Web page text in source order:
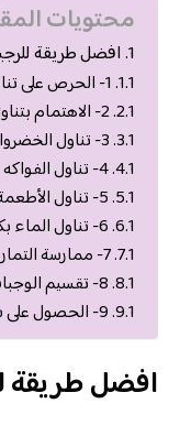
محتويات
افضل طريقة
1- الحرص على تناول وجبة الفطور
2- الاهتمام بتناول البروتينات
3- تناول الخضروات
4- تناول الفواكه
5- تناول الأطعمة الغنية بفيتامين د
6- تناول الماء بكثرة
7- ممارسة التمارين الرياضية
8- تقسيم الوجبات
9- الحصول على ساعات كافية من النوم
افضل طريقة